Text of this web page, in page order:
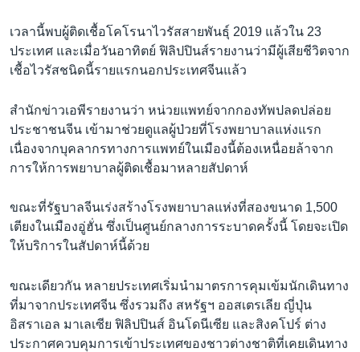
เวลานี้พบผู้ติดเชื้อโคโรนาไวรัสสายพันธุ์ 2019 แล้วใน 23
ประเทศ และเมื่อวันอาทิตย์ ฟิลิปปินส์รายงานว่ามีผู้เสียชีวิตจาก
เชื้อไวรัสชนิดนี้รายแรกนอกประเทศจีนแล้ว
สำนักข่าวเอพีรายงานว่า หน่วยแพทย์จากกองทัพปลดปล่อย
ประชาชนจีน เข้ามาช่วยดูแลผู้ป่วยที่โรงพยาบาลแห่งแรก
เนื่องจากบุคลากรทางการแพทย์ในเมืองนี้ต้องเหนื่อยล้าจาก
การให้การพยาบาลผู้ติดเชื้อมาหลายสัปดาห์
ขณะที่รัฐบาลจีนเร่งสร้างโรงพยาบาลแห่งที่สองขนาด 1,500
เตียงในเมืองอู่ฮั่น ซึ่งเป็นศูนย์กลางการระบาดครั้งนี้ โดยจะเปิด
ให้บริการในสัปดาห์นี้ด้วย
ขณะเดียวกัน หลายประเทศเริ่มนำมาตรการคุมเข้มนักเดินทาง
ที่มาจากประเทศจีน ซึ่งรวมถึง สหรัฐฯ ออสเตรเลีย ญี่ปุ่น
อิสราเอล มาเลเซีย ฟิลิปปินส์ อินโดนีเซีย และสิงคโปร์ ต่าง
ประกาศควบคุมการเข้าประเทศของชาวต่างชาติที่เคยเดินทาง